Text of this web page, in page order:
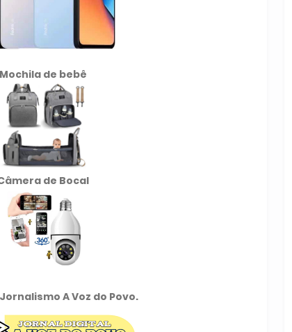
de bebê
de Bocal
A Voz do Povo.